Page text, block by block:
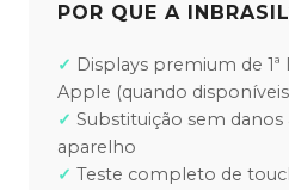
POR QUE A
Displays premium de
Apple (quando
Substituição sem
aparelho
Teste completo de